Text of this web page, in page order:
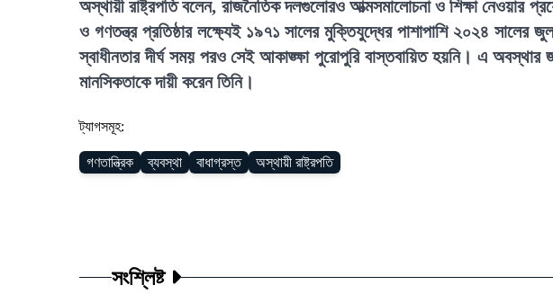
অস্থায়ী রাষ্ট্রপতি বলেন, রাজনৈতিক দলগুলোরও আত্মসমালোচনা ও শিক্ষা নেওয়ার
ও গণতন্ত্র প্রতিষ্ঠার লক্ষ্যেই ১৯৭১ সালের মুক্তিযুদ্ধের পাশাপাশি ২০২৪
স্বাধীনতার দীর্ঘ সময় পরও সেই আকাঙ্ক্ষা পুরোপুরি বাস্তবায়িত হয়নি। এ অবস্থার
মানসিকতাকে দায়ী করেন তিনি।
ট্যাগসমূহ:
গণতান্ত্রিক ব্যবস্থা বাধাগ্রস্ত অস্থায়ী রাষ্ট্রপতি
সংশ্লিষ্ট